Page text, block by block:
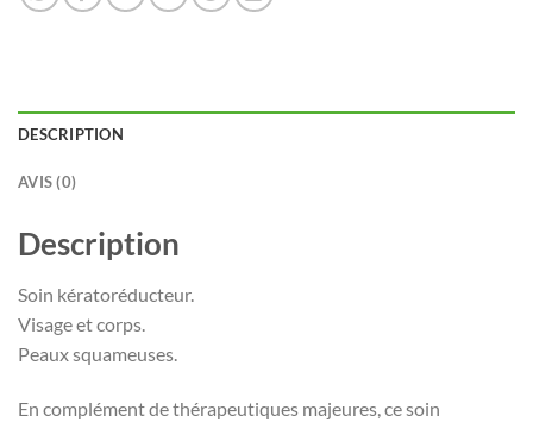
DESCRIPTION
AVIS (0)
Description
Soin kératoréducteur.
Visage et corps.
Peaux squameuses.
En complément de thérapeutiques majeures, ce soin